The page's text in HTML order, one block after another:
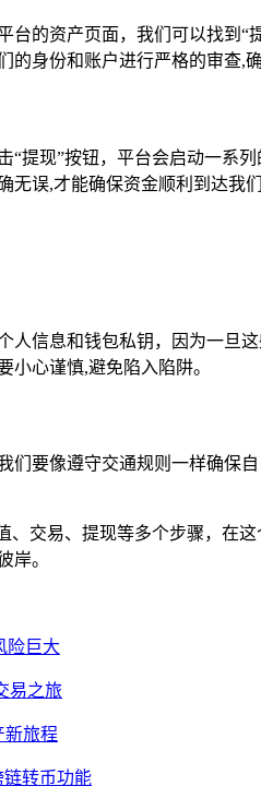
台的资产页面，我们可以找到
身份和账户进行严格的审查,
提现”按钮，平台会启动一系
误,才能确保资金顺利到达我们
信息和钱包私钥，因为一旦
心谨慎,避免陷入陷阱。
们要像遵守交通规则一样确保
交易、提现等多个步骤，在
岸。
险巨大
易之旅
新旅程
链转币功能